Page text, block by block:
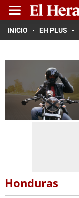
INICIO EH PLUS
Honduras